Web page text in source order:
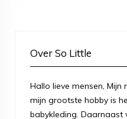
Over So Little
Hallo lieve mensen, Mijn
mijn grootste hobby is
babykleding. Daarnaast